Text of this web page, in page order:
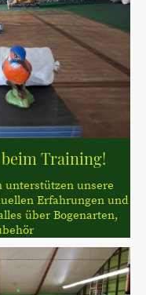
Training!
unterstützen unsere
Erfahrungen und
über Bogenarten,